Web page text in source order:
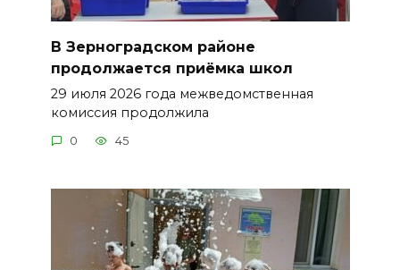
В Зерноградском районе
продолжается приёмка школ
29 июля 2026 года межведомственная
комиссия продолжила
0 45